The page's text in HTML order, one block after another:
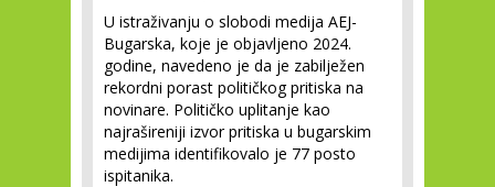
U istraživanju o slobodi medija AEJ-
Bugarska, koje je objavljeno 2024.
godine, navedeno je da je zabilježen
rekordni porast političkog pritiska na
novinare. Političko uplitanje kao
najrašireniji izvor pritiska u bugarskim
medijima identifikovalo je 77 posto
ispitanika.